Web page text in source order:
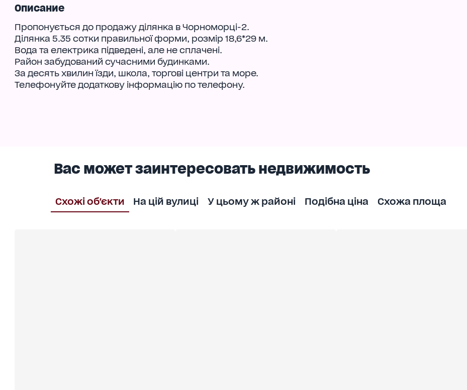
Описание
Пропонується до продажу ділянка в Чорноморці-2.
Ділянка 5.35 сотки правильної форми, розмір 18,6*29 м.
Вода та електрика підведені, але не сплачені.
Район забудований сучасними будинками.
За десять хвилин їзди, школа, торгові центри та море.
Телефонуйте додаткову інформацію по телефону.
Вас может заинтересовать недвижимость
Схожі об'єкти На цій вулиці У цьому ж районі Подібна ціна Схожа площа